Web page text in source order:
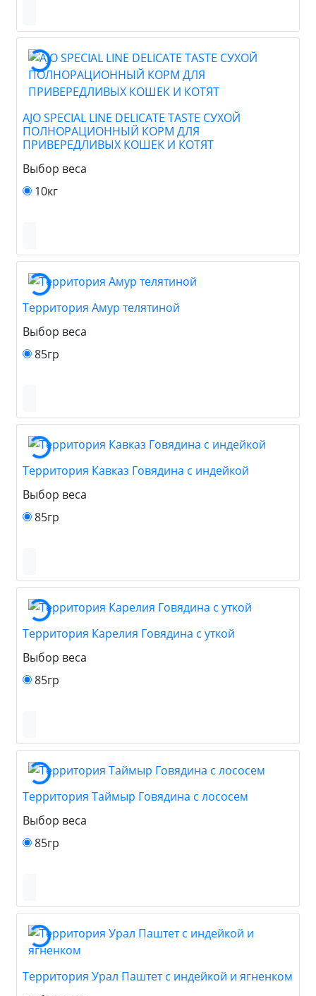
AJO SPECIAL LINE DELICATE TASTE СУХОЙ
ПОЛНОРАЦИОННЫЙ КОРМ ДЛЯ
ПРИВЕРЕДЛИВЫХ КОШЕК И КОТЯТ
Выбор веса
10кг
Территория Амур телятиной
Выбор веса
85гр
Территория Кавказ Говядина с индейкой
Выбор веса
85гр
Территория Карелия Говядина с уткой
Выбор веса
85гр
Территория Таймыр Говядина с лососем
Выбор веса
85гр
Территория Урал Паштет с индейкой и ягненком